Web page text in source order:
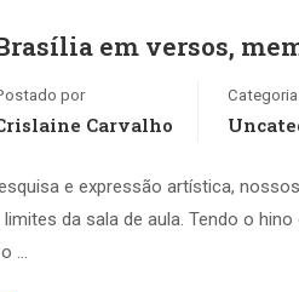
em versos,
por
Carvalho
e expressão artística,
da sala de aula. Tendo o
…